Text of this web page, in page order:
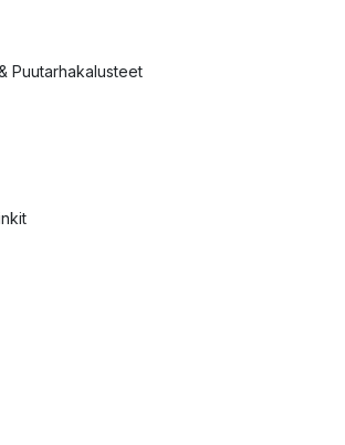
Puutarhakalusteet